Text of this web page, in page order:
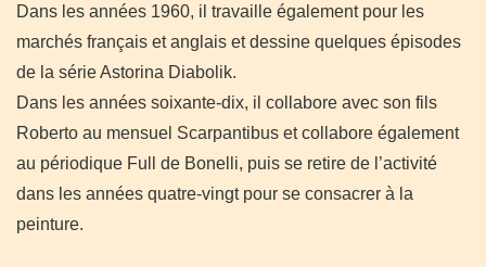
Dans les années 1960, il travaille également pour les
marchés français et anglais et dessine quelques épisodes
de la série Astorina Diabolik.
Dans les années soixante-dix, il collabore avec son fils
Roberto au mensuel Scarpantibus et collabore également
au périodique Full de Bonelli, puis se retire de l’activité
dans les années quatre-vingt pour se consacrer à la
peinture.